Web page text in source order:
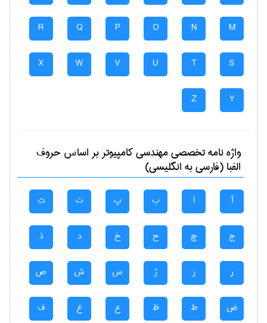
M
N
O
P
Q
R
S
T
U
V
W
X
Y
Z
واژه نامه تخصصیمهندسی كامپيوتربر اساس حروف
الفبا (فارسی به انگلیسی)
آ ا ب پ ت ث
ج چ ح خ د ذ
ر ز ژ س ش ص
ض ط ظ ع غ ف